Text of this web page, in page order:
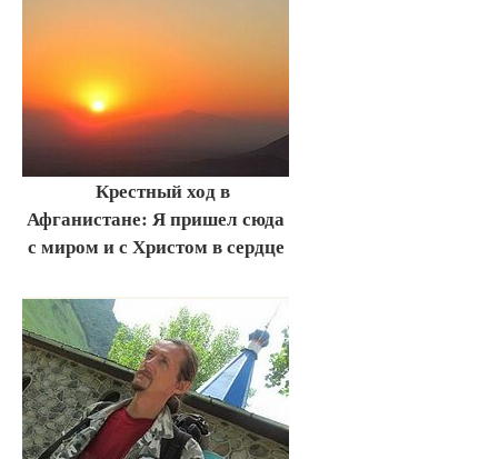
Крестный ход в
Афганистане: Я пришел сюда
с миром и с Христом в сердце